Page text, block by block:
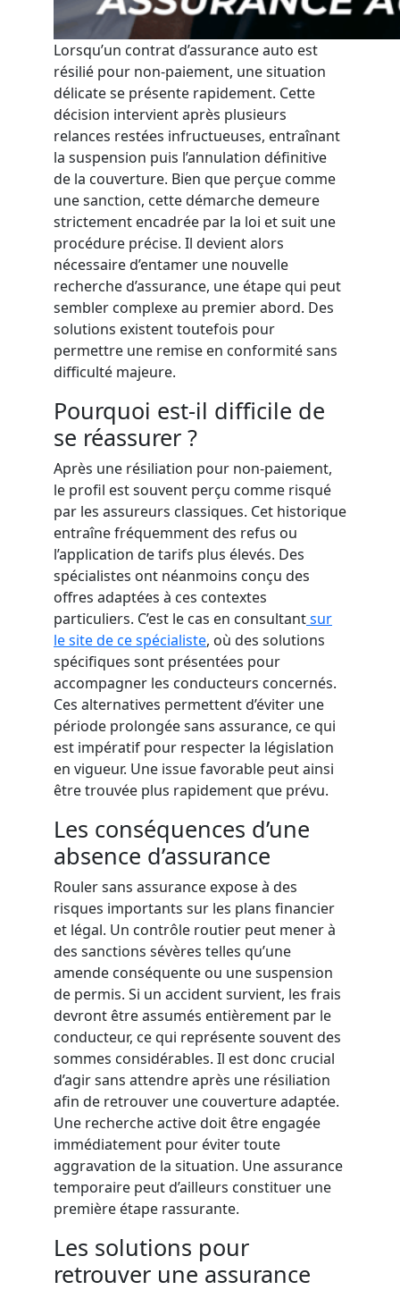
Lorsqu’un contrat d’assurance auto est
résilié pour non-paiement, une situation
délicate se présente rapidement. Cette
décision intervient après plusieurs
relances restées infructueuses, entraînant
la suspension puis l’annulation définitive
de la couverture. Bien que perçue comme
une sanction, cette démarche demeure
strictement encadrée par la loi et suit une
procédure précise. Il devient alors
nécessaire d’entamer une nouvelle
recherche d’assurance, une étape qui peut
sembler complexe au premier abord. Des
solutions existent toutefois pour
permettre une remise en conformité sans
difficulté majeure.
Pourquoi est-il difficile de
se réassurer ?
Après une résiliation pour non-paiement,
le profil est souvent perçu comme risqué
par les assureurs classiques. Cet historique
entraîne fréquemment des refus ou
l’application de tarifs plus élevés. Des
spécialistes ont néanmoins conçu des
offres adaptées à ces contextes
particuliers. C’est le cas en consultantsur
le site de ce spécialiste, où des solutions
spécifiques sont présentées pour
accompagner les conducteurs concernés.
Ces alternatives permettent d’éviter une
période prolongée sans assurance, ce qui
est impératif pour respecter la législation
en vigueur. Une issue favorable peut ainsi
être trouvée plus rapidement que prévu.
Les conséquences d’une
absence d’assurance
Rouler sans assurance expose à des
risques importants sur les plans financier
et légal. Un contrôle routier peut mener à
des sanctions sévères telles qu’une
amende conséquente ou une suspension
de permis. Si un accident survient, les frais
devront être assumés entièrement par le
conducteur, ce qui représente souvent des
sommes considérables. Il est donc crucial
d’agir sans attendre après une résiliation
afin de retrouver une couverture adaptée.
Une recherche active doit être engagée
immédiatement pour éviter toute
aggravation de la situation. Une assurance
temporaire peut d’ailleurs constituer une
première étape rassurante.
Les solutions pour
retrouver une assurance